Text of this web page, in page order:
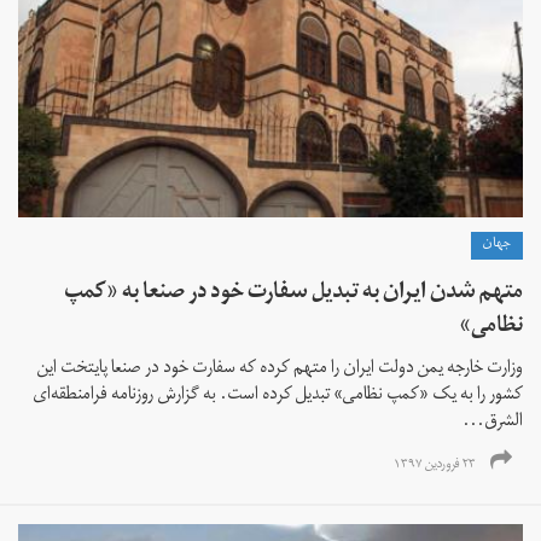
جهان
متهم شدن ایران به تبدیل سفارت خود در صنعا به «کمپ
نظامی»
وزارت خارجه یمن دولت ایران را متهم کرده که سفارت خود در صنعا پایتخت این
کشور را به یک «کمپ نظامی» تبدیل کرده است. به گزارش روزنامه فرامنطقه‌ای
الشرق...
۲۳ فروردین ۱۳۹۷